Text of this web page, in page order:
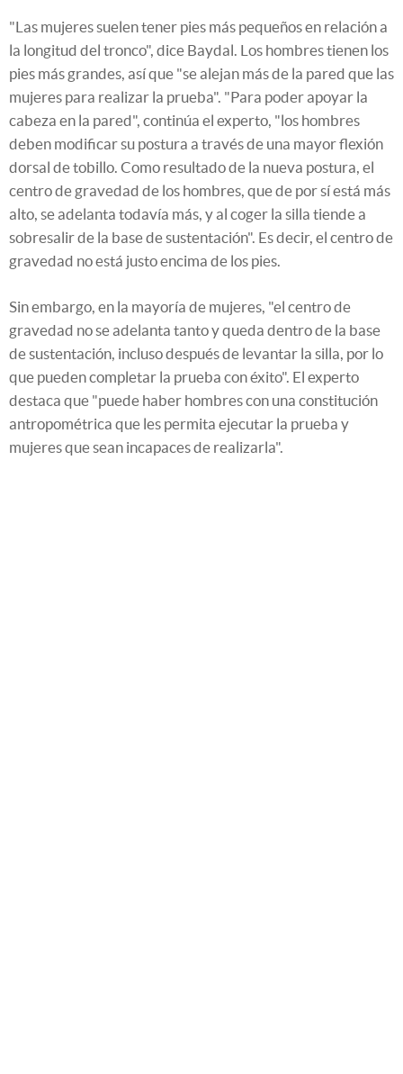
"Las mujeres suelen tener pies más pequeños en relación a
la longitud del tronco", dice Baydal. Los hombres tienen los
pies más grandes, así que "se alejan más de la pared que las
mujeres para realizar la prueba". "Para poder apoyar la
cabeza en la pared", continúa el experto, "los hombres
deben modificar su postura a través de una mayor flexión
dorsal de tobillo. Como resultado de la nueva postura, el
centro de gravedad de los hombres, que de por sí está más
alto, se adelanta todavía más, y al coger la silla tiende a
sobresalir de la base de sustentación". Es decir, el centro de
gravedad no está justo encima de los pies.
Sin embargo, en la mayoría de mujeres, "el centro de
gravedad no se adelanta tanto y queda dentro de la base
de sustentación, incluso después de levantar la silla, por lo
que pueden completar la prueba con éxito". El experto
destaca que "puede haber hombres con una constitución
antropométrica que les permita ejecutar la prueba y
mujeres que sean incapaces de realizarla".